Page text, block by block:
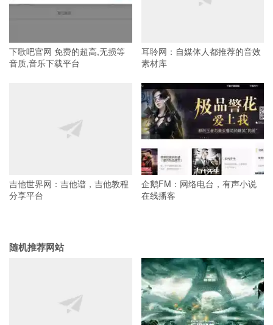
下歌吧官网 免费的超高,无损等
音质,音乐下载平台
耳聆网：自媒体人都推荐的音效
素材库
吉他世界网：吉他谱，吉他教程
分享平台
企鹅FM：网络电台，有声小说
在线播客
随机推荐网站